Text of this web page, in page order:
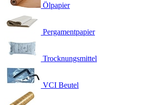
Ölpapier
Pergamentpapier
Trocknungsmittel
VCI Beutel